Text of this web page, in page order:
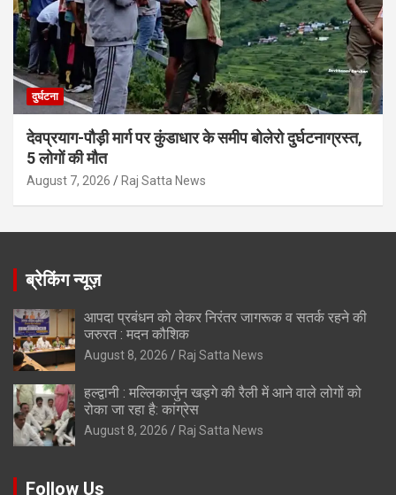
दुर्घटना
देवप्रयाग-पौड़ी मार्ग पर कुंडाधार के समीप बोलेरो दुर्घटनाग्रस्त,
5 लोगों की मौत
August 7, 2026 Raj Satta News
ब्रेकिंग न्यूज़
आपदा प्रबंधन को लेकर निरंतर जागरूक व सतर्क रहने की
जरुरत : मदन कौशिक
August 8, 2026 Raj Satta News
हल्द्वानी : मल्लिकार्जुन खड़गे की रैली में आने वाले लोगों को
रोका जा रहा है: कांग्रेस
August 8, 2026 Raj Satta News
Follow Us